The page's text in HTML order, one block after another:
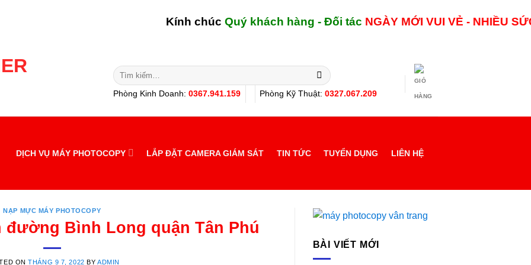
Kính chúcQuý khách hàng - Đối tácNGÀY MỚIVUI VẺ - NHIỀU SỨC
Tìm
kiếm:
Phòng Kinh Doanh: 0367.941.159 Phòng Kỹ Thuật: 0327.067.209
DỊCH VỤ MÁY PHOTOCOPY LẮP ĐẶT CAMERA GIÁM SÁT TIN TỨC TUYỂN DỤNG LIÊN HỆ
NẠP MỰC MÁY PHOTOCOPY
đường Bình Long quận Tân Phú
ONTHÁNG 9 7, 2022 BY ADMIN
BÀI VIẾT MỚI